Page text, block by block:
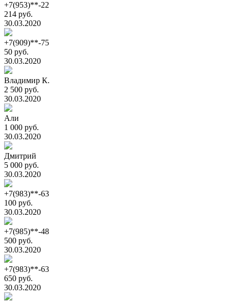
+7(953)**-22
214 руб.
30.03.2020
+7(909)**-75
50 руб.
30.03.2020
Владимир К.
2 500 руб.
30.03.2020
Али
1 000 руб.
30.03.2020
Дмитрий
5 000 руб.
30.03.2020
+7(983)**-63
100 руб.
30.03.2020
+7(985)**-48
500 руб.
30.03.2020
+7(983)**-63
650 руб.
30.03.2020